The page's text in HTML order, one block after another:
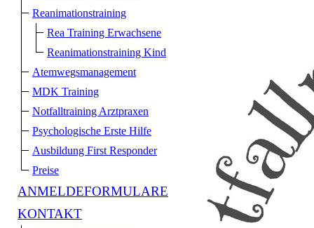
Reanimationstraining
Rea Training Erwachsene
Reanimationstraining Kind
Atemwegsmanagement
MDK Training
Notfalltraining Arztpraxen
Psychologische Erste Hilfe
Ausbildung First Responder
Preise
ANMELDEFORMULARE
KONTAKT